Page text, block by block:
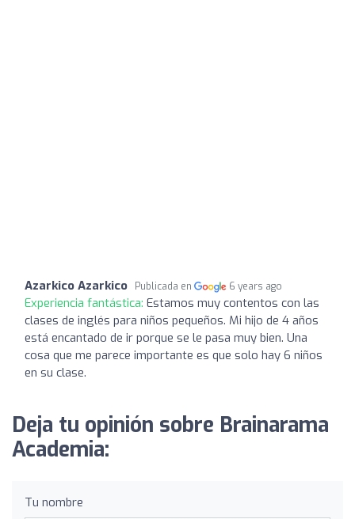
Azarkico Azarkico Publicada en 6 years ago
Experiencia fantástica: Estamos muy contentos con las
clases de inglés para niños pequeños. Mi hijo de 4 años
está encantado de ir porque se le pasa muy bien. Una
cosa que me parece importante es que solo hay 6 niños
en su clase.
Deja tu opinión sobre Brainarama
Academia:
Tu nombre